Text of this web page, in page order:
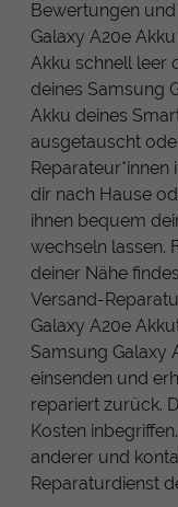
Bewertungen
Galaxy A20e
Akku schnell leer
deines Samsung
Akku deines
ausgetauscht
dir nach Hause
ihnen bequem
wechseln lassen.
deiner Nähe
Versand-
Galaxy A20e
Samsung Galaxy
einsenden und
repariert zurück.
Kosten
anderer und
Reparaturdienst